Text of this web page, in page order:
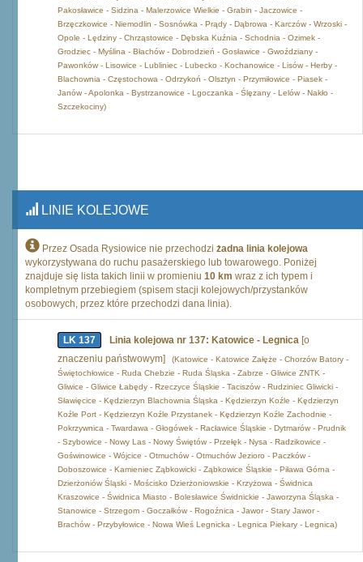
Pakosławice - Sidzina - Malerzowice Wielkie - Grabin - Jaczowice -
Brzęczkowice - Niemodlin - Sosnówka - Prądy - Dąbrowa - Karczów - Wrzoski -
Opole - Lędziny - Chrząstowice - Dębska Kuźnia - Schodnia - Ozimek -
Grodziec - Myślina - Błachów - Dobrodzień - Gosławice - Gwoździany -
Pawonków - Lisowice - Lubliniec - Lubecko - Kochanowice - Lisów - Herby -
Blachownia - Częstochowa - Odrzykoń - Olsztyn - Przymiłowice - Piasek -
Janów - Apolonka - Bystrzanowice - Lgoczanka - Ślęzany - Lelów - Nakło -
Szczekociny)
LINIE KOLEJOWE
Przez Osada Rysiowice nie przechodzi żadna linia kolejowa
wykorzystywana do ruchu pasażerskiego lub towarowego. Poniżej
znajduje się lista takich linii w promieniu 10 km wraz z ich typem i
kompletnym przebiegiem (spisem stacji kolejowych/przystanków
osobowych, przez które przechodzi dana linia).
LK 137 Linia kolejowa nr 137: Katowice - Legnica [o
znaczeniu państwowym]
(Katowice - Katowice Załęże - Chorzów Batory -
Świętochłowice - Ruda Chebzie - Ruda Śląska - Zabrze - Gliwice ZNTK -
Gliwice - Gliwice Łabędy - Rzeczyce Śląskie - Taciszów - Rudziniec Gliwicki -
Sławięcice - Kędzierzyn Blachownia Śląska - Kędzierzyn Koźle - Kędzierzyn
Koźle Port - Kędzierzyn Koźle Przystanek - Kędzierzyn Koźle Zachodnie -
Pokrzywnica - Twardawa - Głogówek - Racławice Śląskie - Dytmarów - Prudnik
- Szybowice - Nowy Las - Nowy Świętów - Przełęk - Nysa - Radzikowice -
Goświnowice - Wójcice - Otmuchów - Otmuchów Jezioro - Paczków -
Doboszowice - Kamieniec Ząbkowicki - Ząbkowice Śląskie - Piława Górna -
Dzierżoniów Śląski - Mościsko Dzierżoniowskie - Krzyżowa - Świdnica
Kraszowice - Świdnica Miasto - Bolesławice Świdnickie - Jaworzyna Śląska -
Stanowice - Strzegom - Goczałków - Rogoźnica - Jawor - Stary Jawor -
Brachów - Przybyłowice - Nowa Wieś Legnicka - Legnica Piekary - Legnica)